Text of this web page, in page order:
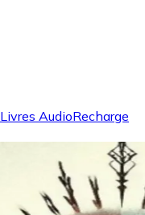
Livres AudioRecharge